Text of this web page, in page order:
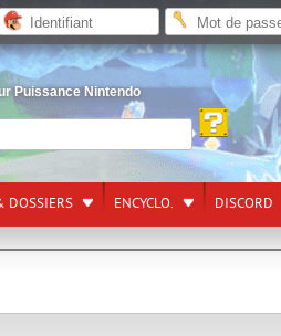
Puissance Nintendo
DOSSIERS ENCYCLO. DISCORD